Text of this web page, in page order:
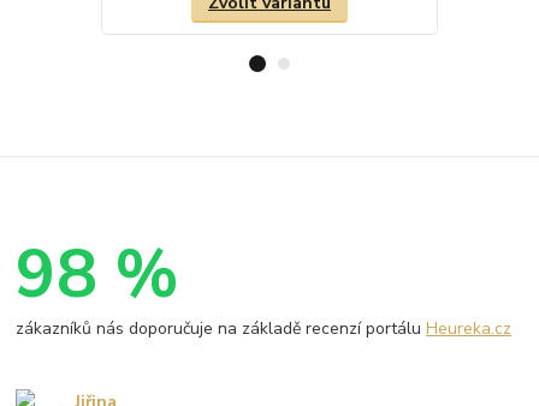
98 %
zákazníků nás doporučuje na základě recenzí portáluHeureka.cz
Jiřina